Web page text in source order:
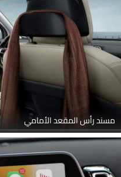
مسند رأس المقعد الأمامي